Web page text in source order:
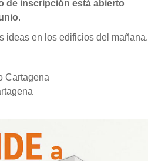
de inscripción está abierto
.
ideas en los edificios del mañana.
Cartagena